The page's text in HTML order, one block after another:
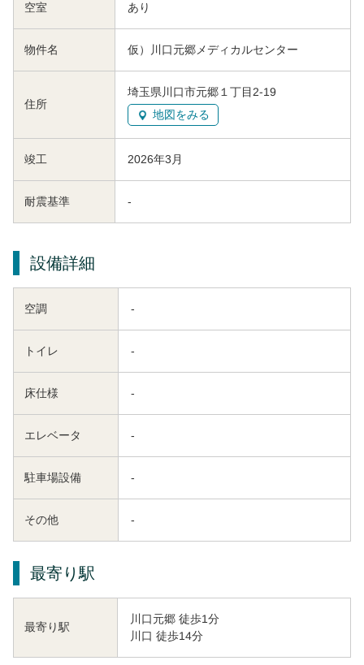
空室 あり
物件名 仮）川口元郷メディカルセンター
住所
埼玉県川口市元郷１丁目2-19
地図をみる
竣工 2026年3月
耐震基準 -
設備詳細
空調 -
トイレ -
床仕様 -
エレベータ -
駐車場設備 -
その他 -
最寄り駅
最寄り駅
川口元郷 徒歩1分
川口 徒歩14分